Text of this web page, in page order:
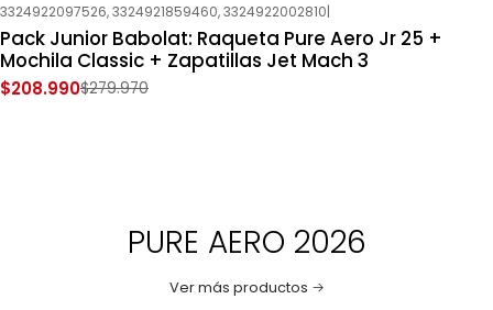
-25% OFF
Nuevo
3324922097526, 3324921859460, 3324922002810|
Pack Junior Babolat: Raqueta Pure Aero Jr 25 +
Mochila Classic + Zapatillas Jet Mach 3
$208.990$279.970
PURE AERO 2026
Ver más productos